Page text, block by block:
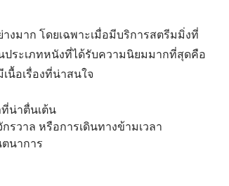
มาก โดยเฉพาะเมื่อมีบริการสตรีมมิ่งที่
ประเภทหนังที่ได้รับความนิยมมากที่สุดคือ
นื้อเรื่องที่น่าสนใจ
น่าตื่นเต้น
รวาล หรือการเดินทางข้ามเวลา
นาการ